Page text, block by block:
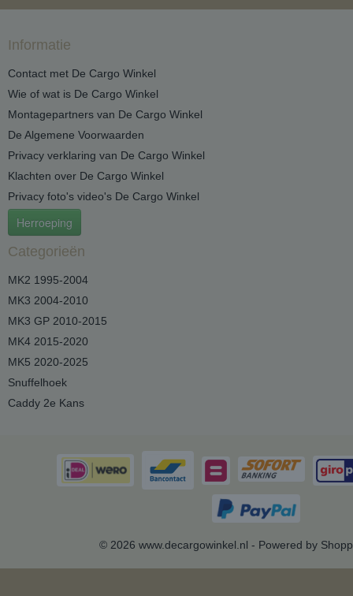
Informatie
Contact met De Cargo Winkel
Wie of wat is De Cargo Winkel
Montagepartners van De Cargo Winkel
De Algemene Voorwaarden
Privacy verklaring van De Cargo Winkel
Klachten over De Cargo Winkel
Privacy foto's video's De Cargo Winkel
Herroeping
Categorieën
MK2 1995-2004
MK3 2004-2010
MK3 GP 2010-2015
MK4 2015-2020
MK5 2020-2025
Snuffelhoek
Caddy 2e Kans
© 2026 www.decargowinkel.nl - Powered by